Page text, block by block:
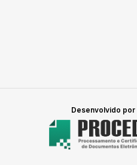
Desenvolvido por